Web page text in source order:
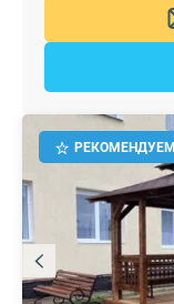
РЕКОМЕНДУЕМ